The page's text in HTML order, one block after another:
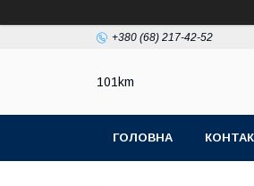
+380 (68) 217-42-52
101km
ГОЛОВНА